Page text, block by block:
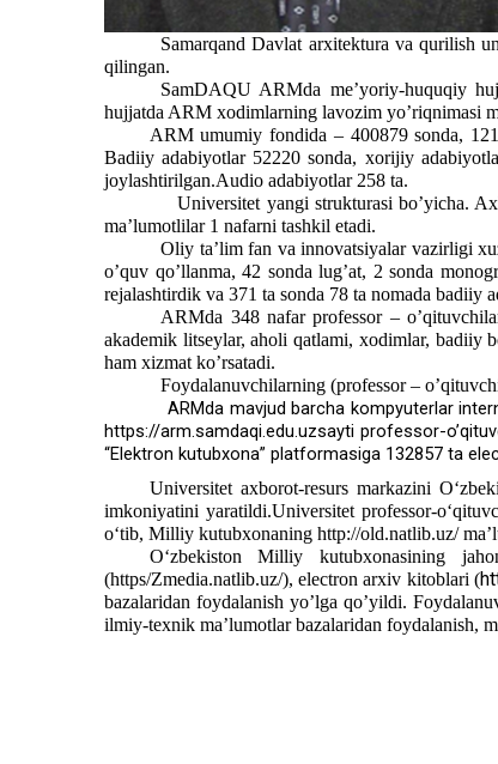
Samarqand Davlat arxitektura va qurilish
qilingan.
SamDAQU ARMda me’yoriy-huquqiy
hujjatda ARM xodimlarning lavozim yo’riqnimasi
ARM umumiy fondida – 400879 sonda,
Badiiy adabiyotlar 52220 sonda, xorijiy
joylashtirilgan.Audio adabiyotlar 258 ta.
Universitet yangi strukturasi bo’yicha.
ma’lumotlilar 1 nafarni tashkil etadi.
Oliy ta’lim fan va innovatsiyalar vazirligi
o’quv qo’llanma, 42 sonda lug’at, 2 sonda
rejalashtirdik va 371 ta sonda 78 ta nomada badiiy
ARMda 348 nafar professor –
akademik litseylar, aholi qatlami, xodimlar, badiiy
ham xizmat ko’rsatadi.
Foydalanuvchilarning (professor –
ARMda mavjud barcha kompyuterlar
https://arm.samdaqi.edu.uzsayti professor-
“Elektron kutubxona” platformasiga 132857 ta
Universitet axborot-resurs markazini
imkoniyatini yaratildi.Universitet professor-
o‘tib, Milliy kutubxonaning http://old.natlib.uz/
O‘zbekiston Milliy kutubxonasining
(https/Zmedia.natlib.uz/), electron arxiv kitoblari (
bazalaridan foydalanish yo’lga qo’yildi.
ilmiy-texnik ma’lumotlar bazalaridan foydalanish,